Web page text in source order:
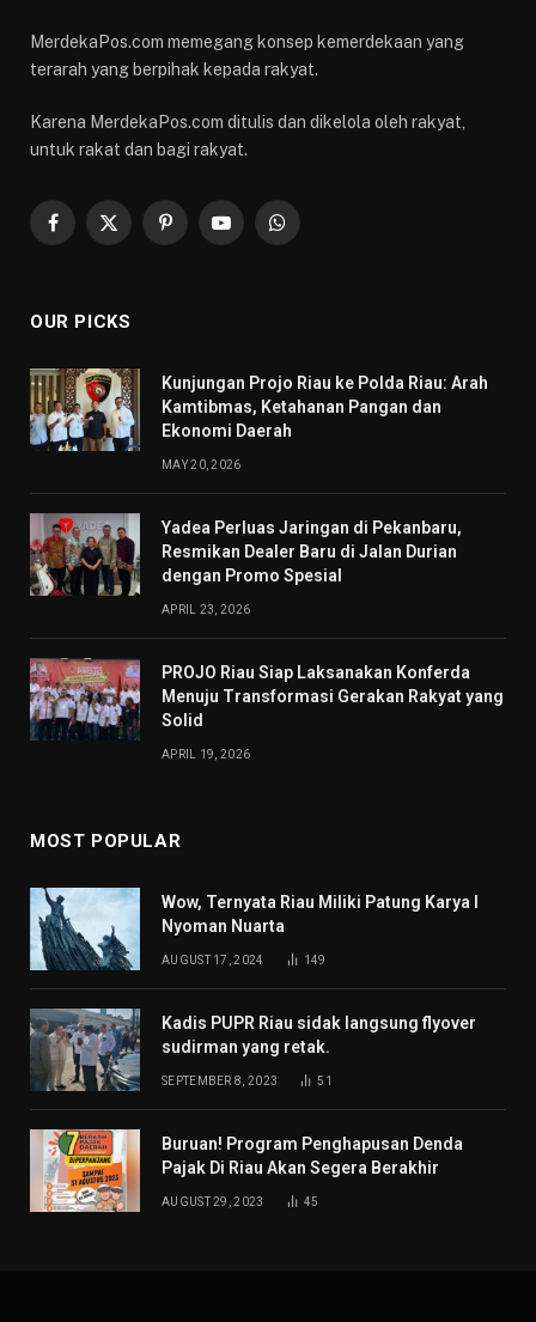
MerdekaPos.com memegang konsep kemerdekaan yang
terarah yang berpihak kepada rakyat.
Karena MerdekaPos.com ditulis dan dikelola oleh rakyat,
untuk rakat dan bagi rakyat.
Facebook
X
PinterestYouTubeWhatsApp
OUR PICKS
Kunjungan Projo Riau ke Polda Riau: Arah
Kamtibmas, Ketahanan Pangan dan
Ekonomi Daerah
MAY 20, 2026
Yadea Perluas Jaringan di Pekanbaru,
Resmikan Dealer Baru di Jalan Durian
dengan Promo Spesial
APRIL 23, 2026
PROJO Riau Siap Laksanakan Konferda
Menuju Transformasi Gerakan Rakyat yang
Solid
APRIL 19, 2026
MOST POPULAR
Wow, Ternyata Riau Miliki Patung Karya I
Nyoman Nuarta
AUGUST 17, 2024 149
Kadis PUPR Riau sidak langsung flyover
sudirman yang retak.
SEPTEMBER 8, 2023 51
Buruan! Program Penghapusan Denda
Pajak Di Riau Akan Segera Berakhir
AUGUST 29, 2023 45